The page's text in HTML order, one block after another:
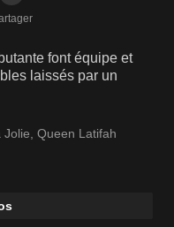
font équipe et
laissés par un
Jolie, Queen Latifah